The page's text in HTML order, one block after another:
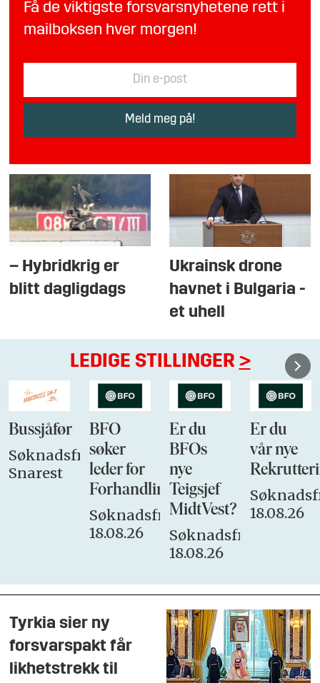
Få de viktigste forsvarsnyhetene rett i
mailboksen hver morgen!
– Hybridkrig er
blitt dagligdags
Ukrainsk drone
havnet i Bulgaria -
et uhell
LEDIGE STILLINGER >
Bussjåfør
Søknadsfrist:
Snarest
BFO
søker
leder for
Forhandlingsutvalget
Søknadsfrist:
18.08.26
Er du
BFOs
nye
Teigsjef
MidtVest?
Søknadsfrist:
18.08.26
Er du
vår nye
18.08.26
Tyrkia sier ny
forsvarspakt får
likhetstrekk til